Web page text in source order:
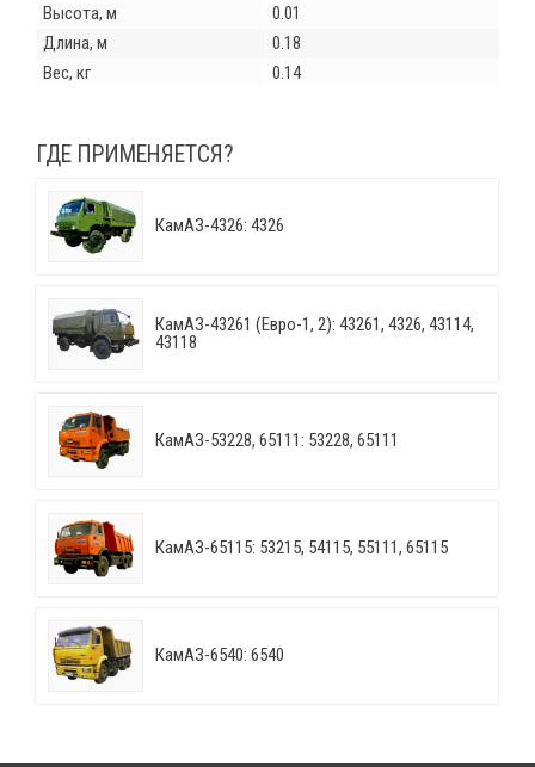
Высота, м
0.01
Длина, м
0.18
Вес, кг
0.14
ГДЕ ПРИМЕНЯЕТСЯ?
КамАЗ-4326: 4326
КамАЗ-43261 (Евро-1, 2): 43261, 4326, 43114,
43118
КамАЗ-53228, 65111: 53228, 65111
КамАЗ-65115: 53215, 54115, 55111, 65115
КамАЗ-6540: 6540